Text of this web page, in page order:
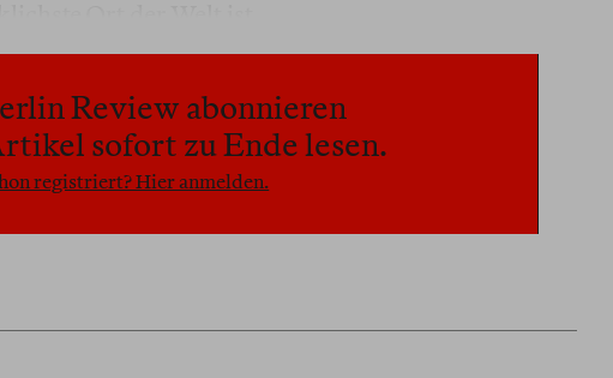
Review abonnieren
sofort zu Ende lesen.
registriert? Hier anmelden.